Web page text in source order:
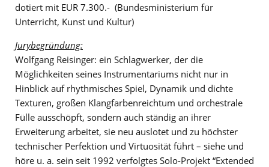
dotiert mit EUR 7.300.- (Bundesministerium für
Unterricht, Kunst und Kultur)
Jurybegründung:
Wolfgang Reisinger: ein Schlagwerker, der die
Möglichkeiten seines Instrumentariums nicht nur in
Hinblick auf rhythmisches Spiel, Dynamik und dichte
Texturen, großen Klangfarbenreichtum und orchestrale
Fülle ausschöpft, sondern auch ständig an ihrer
Erweiterung arbeitet, sie neu auslotet und zu höchster
technischer Perfektion und Virtuosität führt – siehe und
höre u. a. sein seit 1992 verfolgtes Solo-Projekt “Extended